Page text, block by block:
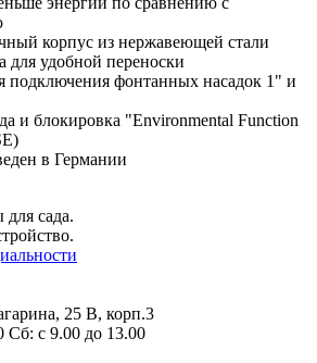
корпус из нержавеющей стали
для удобной переноски
подключения фонтанных насадок 1" и
и блокировка "Environmental Function
в Германии
сада.
25 В, корп.3
Сб: с 9.00 до 13.00